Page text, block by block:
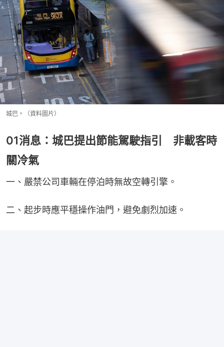
城巴。（資料圖片）
01消息：城巴提出節能駕駛指引 非載客時
關冷氣
一、嚴禁公司車輛在停泊時無故空轉引擎。
二、起步時應平穩操作油門，避免劇烈加速。